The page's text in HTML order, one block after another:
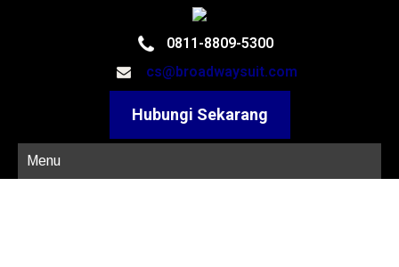
0811-8809-5300
cs@broadwaysuit.com
Hubungi Sekarang
Menu